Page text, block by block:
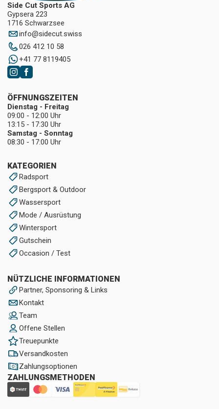
Side Cut Sports AG
Gypsera 223
1716 Schwarzsee
info@sidecut.swiss
026 412 10 58
+41 77 8119405
KATEGORIEN
Radsport
Bergsport & Outdoor
Wassersport
Mode / Ausrüstung
Wintersport
Gutschein
Occasion / Test
NÜTZLICHE INFORMATIONEN
Partner, Sponsoring & Links
Kontakt
Team
Offene Stellen
Treuepunkte
Versandkosten
Zahlungsoptionen
ZAHLUNGSMETHODEN
ÖFFNUNGSZEITEN
Dienstag - Freitag
09:00 - 12:00 Uhr
13:15 - 17:30 Uhr
Samstag - Sonntag
08:30 - 17:00 Uhr